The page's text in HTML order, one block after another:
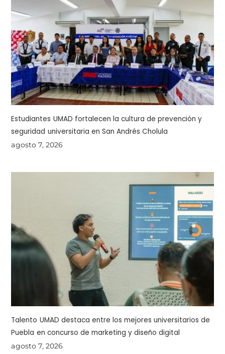
Estudiantes UMAD fortalecen la cultura de prevención y
seguridad universitaria en San Andrés Cholula
agosto 7, 2026
Talento UMAD destaca entre los mejores universitarios de
Puebla en concurso de marketing y diseño digital
agosto 7, 2026